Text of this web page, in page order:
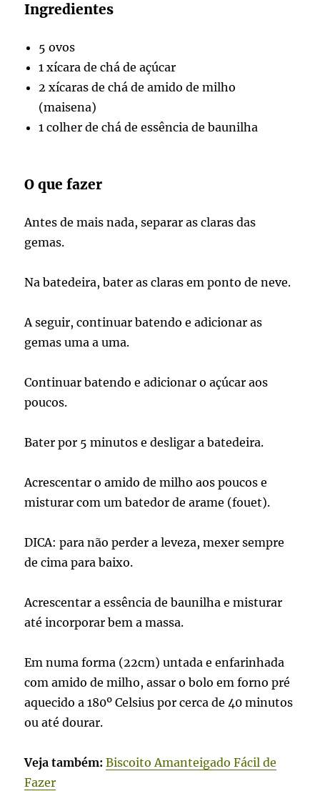
Ingredientes
5 ovos
1 xícara de chá de açúcar
2 xícaras de chá de amido de milho
(maisena)
1 colher de chá de essência de baunilha
O que fazer
Antes de mais nada, separar as claras das
gemas.
Na batedeira, bater as claras em ponto de neve.
A seguir, continuar batendo e adicionar as
gemas uma a uma.
Continuar batendo e adicionar o açúcar aos
poucos.
Bater por 5 minutos e desligar a batedeira.
Acrescentar o amido de milho aos poucos e
misturar com um batedor de arame (fouet).
DICA: para não perder a leveza, mexer sempre
de cima para baixo.
Acrescentar a essência de baunilha e misturar
até incorporar bem a massa.
Em numa forma (22cm) untada e enfarinhada
com amido de milho, assar o bolo em forno pré
aquecido a 180º Celsius por cerca de 40 minutos
ou até dourar.
Veja também: Biscoito Amanteigado Fácil de
Fazer